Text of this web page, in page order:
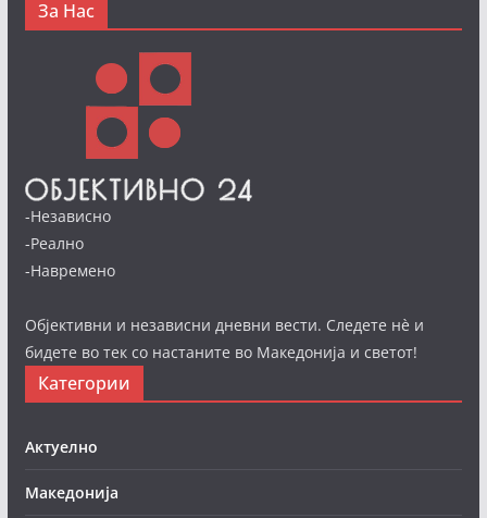
За Нас
-Независно
-Реално
-Навремено
Објективни и независни дневни вести. Следете нè и
бидете во тек со настаните во Македонија и светот!
Категории
Актуелно
Македонија